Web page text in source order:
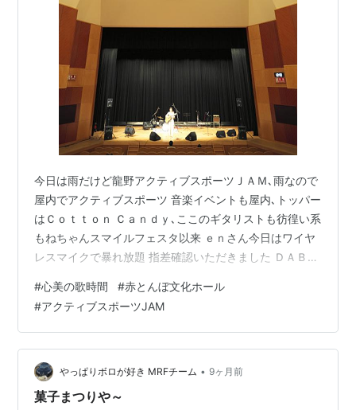
今日は雨だけど龍野アクティブスポーツＪＡＭ､雨なので
屋内でアクティブスポーツ 音楽イベントも屋内､トッパー
はＣｏｔｔｏｎ Ｃａｎｄｙ､ここのギタリストも彷徨い系
もねちゃんスマイルフェスタ以来 ｅｎさん今日はワイヤ
レスマイクで暴れ放題 指差確認いただきました ＤＡＢＡ
雨のおかげで立派なホールでのステージです 立派なホー
ルだけど制服はジャージ せっかくのホールでのライブな
ので動画撮ってみました youtu.be Ｌｕｃｋはサウンドチ
ェックから音大きかったんで後方避難 ここまで見て帰宅
明日はグランフロントでＫＵＲＵＭＩちゃん
www.gran…
#心美の歌時間 #赤とんぼ文化ホール
#アクティブスポーツJAM
やっぱりボロが好き MRFチーム • 9ヶ月前
菓子まつりや～